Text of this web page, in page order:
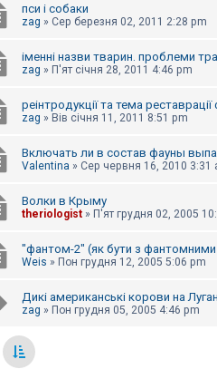
пси і собаки
zag » Сер березня 02, 2011 2:28 pm
іменні назви тварин. проблеми
zag » П'ят січня 28, 2011 4:46 pm
реінтродукції та тема реставрації
zag » Вів січня 11, 2011 8:51 pm
Включать ли в состав фауны
Valentina » Сер червня 16, 2010 3:31
Волки в Крыму
theriologist » П'ят грудня 02, 2005
"фантом-2" (як бути з
Weis » Пон грудня 12, 2005 5:06 pm
Дикі американські корови на
zag » Пон грудня 05, 2005 4:46 pm